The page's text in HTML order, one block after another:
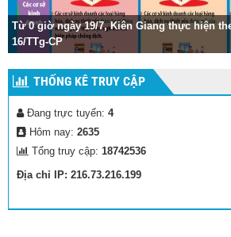
7, Kiên Giang thực hiện theo tinh thần Chỉ thị
THỐNG KÊ TRUY CẬP
Đang trực tuyến: 4
Hôm nay: 2635
Tổng truy cập: 18742536
Địa chỉ IP: 216.73.216.199